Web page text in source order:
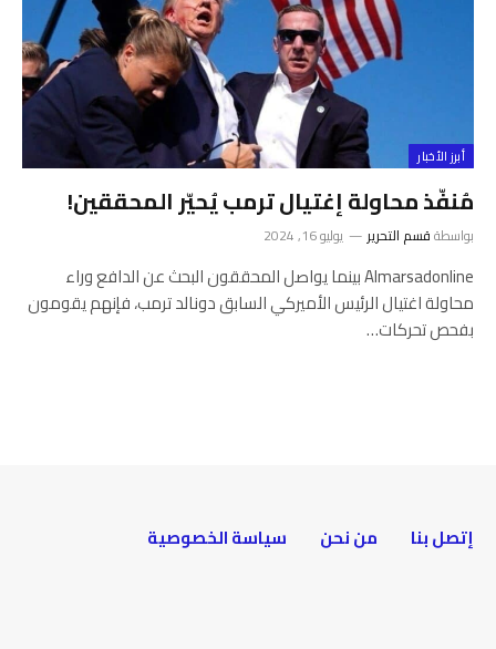
أبرز الأخبار
مُنفّذ محاولة إغتيال ترمب يُحيّر المحققين!
بواسطةقسم التحرير يوليو 16, 2024
Almarsadonline بينما يواصل المحققون البحث عن الدافع وراء
محاولة اغتيال الرئيس الأميركي السابق دونالد ترمب، فإنهم يقومون
بفحص تحركات…
إتصل بنا من نحن سياسة الخصوصية